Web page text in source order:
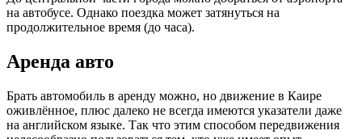
на автобусе. Однако поездка может затянуться на
продолжительное время (до часа).
Аренда авто
Брать автомобиль в аренду можно, но движение в Каире
оживлённое, плюс далеко не всегда имеются указатели даже
на английском языке. Так что этим способом передвижения